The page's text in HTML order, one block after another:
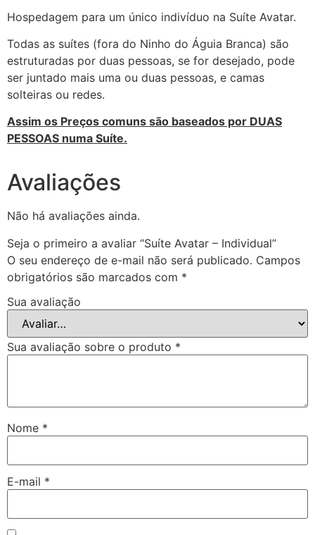
Hospedagem para um único indivíduo na Suíte Avatar.
Todas as suítes (fora do Ninho do Águia Branca) são
estruturadas por duas pessoas, se for desejado, pode
ser juntado mais uma ou duas pessoas, e camas
solteiras ou redes.
Assim os Preços comuns são baseados por DUAS
PESSOAS numa Suíte.
Avaliações
Não há avaliações ainda.
Seja o primeiro a avaliar “Suíte Avatar – Individual”
O seu endereço de e-mail não será publicado. Campos
obrigatórios são marcados com *
Sua avaliação
Sua avaliação sobre o produto *
Nome *
E-mail *